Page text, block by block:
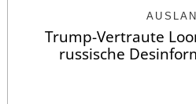
Trump-Vertraute
russische